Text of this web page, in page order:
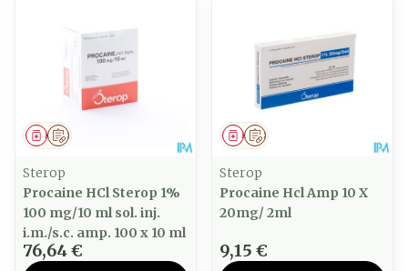
Sur prescription
Médicament
Sterop
Procaine HCl Sterop 1%
100 mg/10 ml sol. inj.
i.m./s.c. amp. 100 x 10 ml
76,64 €
Sur prescription
Médicament
Sterop
Procaine Hcl Amp 10 X
20mg/ 2ml
9,15 €